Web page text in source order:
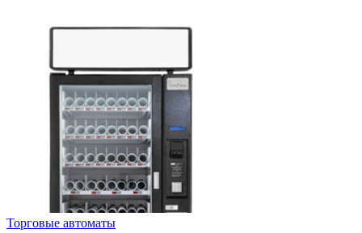
Торговые автоматы